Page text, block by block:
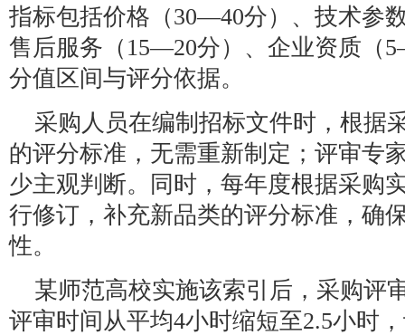
指标包括价格（30—40分）、技术参
售后服务（15—20分）、企业资质（
分值区间与评分依据。
采购人员在编制招标文件时，根据
的评分标准，无需重新制定；评审专
少主观判断。同时，每年度根据采购
行修订，补充新品类的评分标准，确
性。
某师范高校实施该索引后，采购评
评审时间从平均4小时缩短至2.5小时